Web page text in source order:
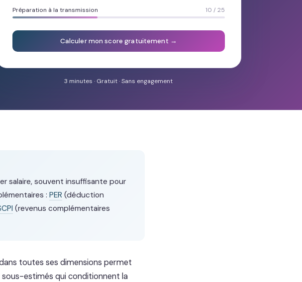
Préparation à la transmission 10 / 25
Calculer mon score gratuitement →
3 minutes · Gratuit · Sans engagement
salaire, souvent insuffisante pour
: PER (déduction
(revenus complémentaires
toutes ses dimensions permet
estimés qui conditionnent la